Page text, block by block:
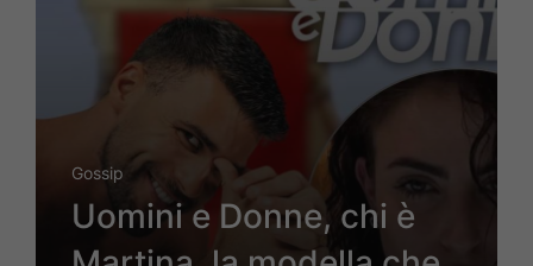
Gossip
Uomini e Donne, chi è